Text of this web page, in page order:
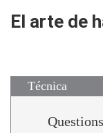
El arte de
Técnica